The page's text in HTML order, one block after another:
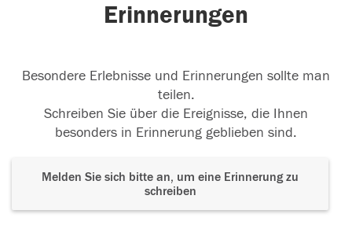
Erinnerungen
Besondere Erlebnisse und Erinnerungen sollte man
teilen.
Schreiben Sie über die Ereignisse, die Ihnen
besonders in Erinnerung geblieben sind.
Melden Sie sich bitte an, um eine Erinnerung zu
schreiben